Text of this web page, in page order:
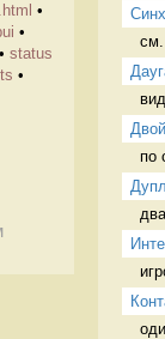
•
•
• status
•
см.
вид
по